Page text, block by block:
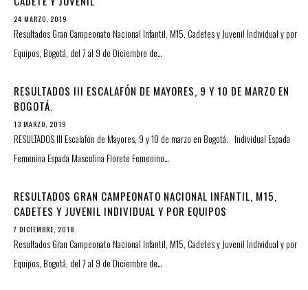
24 MARZO, 2019
Resultados Gran Campeonato Nacional Infantil, M15, Cadetes y Juvenil Individual y por
Equipos, Bogotá, del 7 al 9 de Diciembre de…
RESULTADOS III ESCALAFÓN DE MAYORES, 9 Y 10 DE MARZO EN
BOGOTÁ.
13 MARZO, 2019
RESULTADOS III Escalafón de Mayores, 9 y 10 de marzo en Bogotá. Individual Espada
Femenina Espada Masculina Florete Femenino…
RESULTADOS GRAN CAMPEONATO NACIONAL INFANTIL, M15,
CADETES Y JUVENIL INDIVIDUAL Y POR EQUIPOS
7 DICIEMBRE, 2018
Resultados Gran Campeonato Nacional Infantil, M15, Cadetes y Juvenil Individual y por
Equipos, Bogotá, del 7 al 9 de Diciembre de…